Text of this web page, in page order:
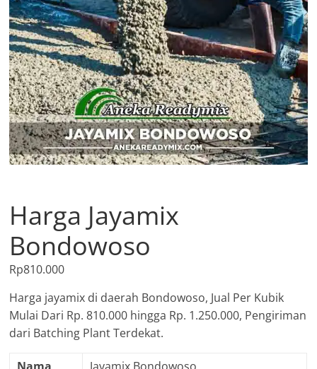
Harga Jayamix
Bondowoso
Rp810.000
Harga jayamix di daerah Bondowoso, Jual Per Kubik
Mulai Dari Rp. 810.000 hingga Rp. 1.250.000, Pengiriman
dari Batching Plant Terdekat.